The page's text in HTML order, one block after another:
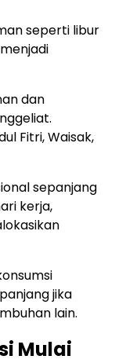
seperti libur
dan
Fitri, Waisak,
sepanjang
kerja,
jika
lain.
Mulai